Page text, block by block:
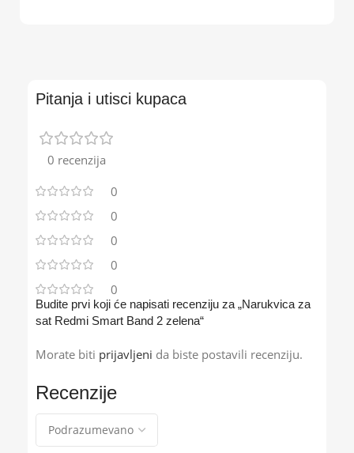
Pitanja i utisci kupaca
0 recenzija
0
0
0
0
0
Recenzije
Budite prvi koji će napisati recenziju za „Narukvica za
sat Redmi Smart Band 2 zelena“
Morate biti prijavljeni da biste postavili recenziju.